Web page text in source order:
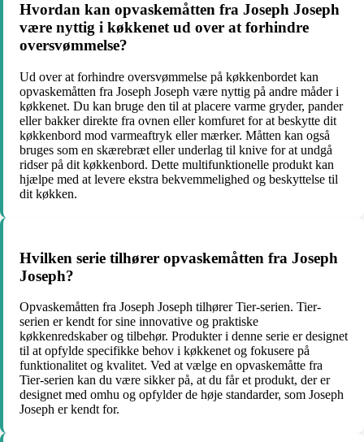
Hvordan kan opvaskemåtten fra Joseph Joseph
være nyttig i køkkenet ud over at forhindre
oversvømmelse?
Ud over at forhindre oversvømmelse på køkkenbordet kan
opvaskemåtten fra Joseph Joseph være nyttig på andre måder i
køkkenet. Du kan bruge den til at placere varme gryder, pander
eller bakker direkte fra ovnen eller komfuret for at beskytte dit
køkkenbord mod varmeaftryk eller mærker. Måtten kan også
bruges som en skærebræt eller underlag til knive for at undgå
ridser på dit køkkenbord. Dette multifunktionelle produkt kan
hjælpe med at levere ekstra bekvemmelighed og beskyttelse til
dit køkken.
Hvilken serie tilhører opvaskemåtten fra Joseph
Joseph?
Opvaskemåtten fra Joseph Joseph tilhører Tier-serien. Tier-
serien er kendt for sine innovative og praktiske
køkkenredskaber og tilbehør. Produkter i denne serie er designet
til at opfylde specifikke behov i køkkenet og fokusere på
funktionalitet og kvalitet. Ved at vælge en opvaskemåtte fra
Tier-serien kan du være sikker på, at du får et produkt, der er
designet med omhu og opfylder de høje standarder, som Joseph
Joseph er kendt for.